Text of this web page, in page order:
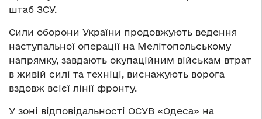
штаб ЗСУ.
Сили оборони України продовжують ведення
наступальної операції на Мелітопольському
напрямку, завдають окупаційним військам втрат
в живій силі та техніці, виснажують ворога
вздовж всієї лінії фронту.
У зоні відповідальності ОСУВ «Одеса» на